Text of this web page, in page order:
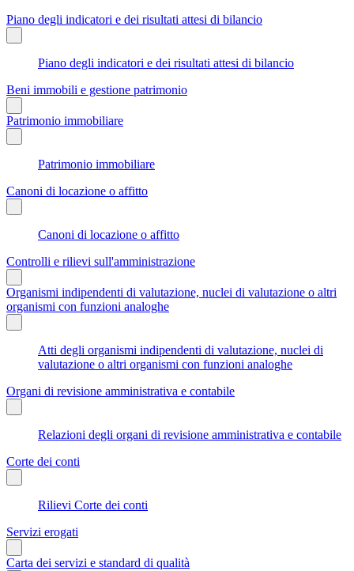
Piano degli indicatori e dei risultati attesi di bilancio
Piano degli indicatori e dei risultati attesi di bilancio
Beni immobili e gestione patrimonio
Patrimonio immobiliare
Patrimonio immobiliare
Canoni di locazione o affitto
Canoni di locazione o affitto
Controlli e rilievi sull'amministrazione
Organismi indipendenti di valutazione, nuclei di valutazione o altri
organismi con funzioni analoghe
Atti degli organismi indipendenti di valutazione, nuclei di
valutazione o altri organismi con funzioni analoghe
Organi di revisione amministrativa e contabile
Relazioni degli organi di revisione amministrativa e contabile
Corte dei conti
Rilievi Corte dei conti
Servizi erogati
Carta dei servizi e standard di qualità